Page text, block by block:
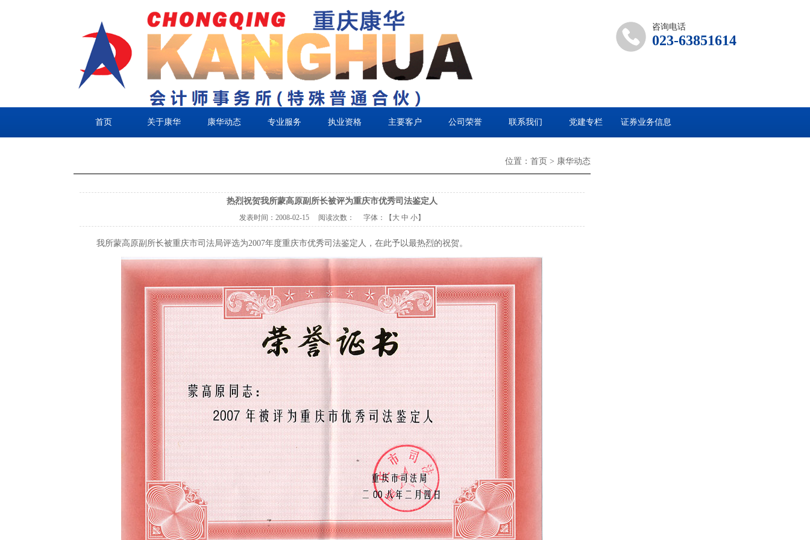
咨询电话
023-63851614
首页 关于康华 康华动态 专业服务 执业资格 主要客户 公司荣誉 联系我们 党建专栏 证券业务信息
位置：首页 > 康华动态
热烈祝贺我所蒙高原副所长被评为重庆市优秀司法鉴定人
发表时间： 2008-02-15 阅读次数： 字体：【 大 中 小】
我所蒙高原副所长被重庆市司法局评选为2007年度重庆市优秀司法鉴定人，在此予以最热烈的祝贺。